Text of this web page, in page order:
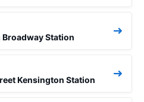
Station
Kensington Station